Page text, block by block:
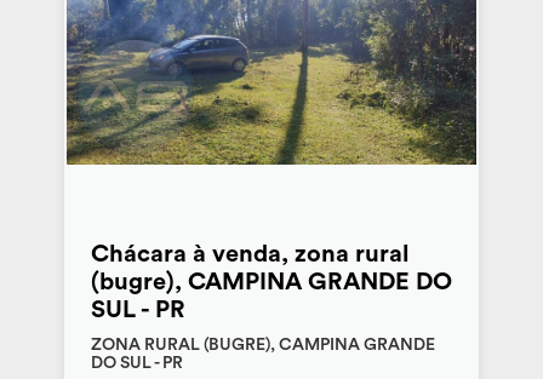
Chácara à venda, zona rural
(bugre), CAMPINA GRANDE DO
SUL - PR
ZONA RURAL (BUGRE), CAMPINA GRANDE
DO SUL - PR